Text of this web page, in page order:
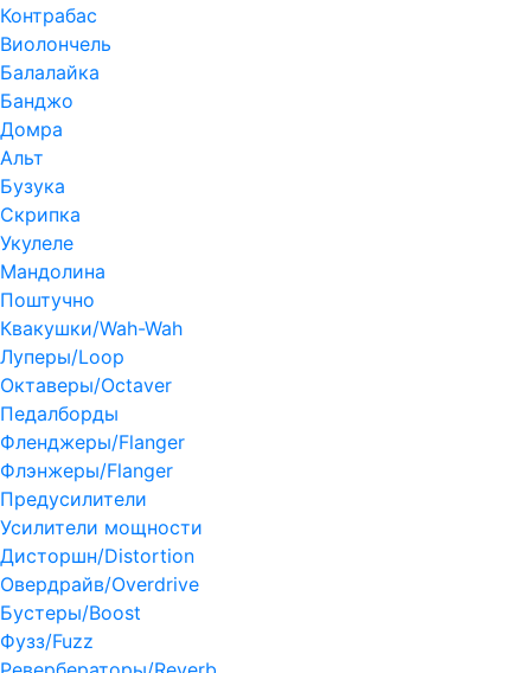
Контрабас
Виолончель
Балалайка
Банджо
Домра
Альт
Бузука
Скрипка
Укулеле
Мандолина
Поштучно
Квакушки/Wah-Wah
Луперы/Loop
Октаверы/Octaver
Педалборды
Фленджеры/Flanger
Флэнжеры/Flanger
Предусилители
Усилители мощности
Дисторшн/Distortion
Овердрайв/Overdrive
Бустеры/Boost
Фузз/Fuzz